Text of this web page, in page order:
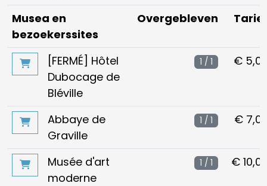
Musea en
bezoekerssites
Overgebleven
[FERMÉ] Hôtel
Dubocage de
Bléville
1 / 1 €
Abbaye de
Graville
1 / 1 €
Musée d'art
moderne
1 / 1 €